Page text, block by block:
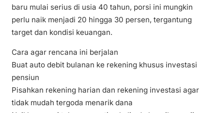
baru mulai serius di usia 40 tahun, porsi ini mungkin
perlu naik menjadi 20 hingga 30 persen, tergantung
target dan kondisi keuangan.
Cara agar rencana ini berjalan
Buat auto debit bulanan ke rekening khusus investasi
pensiun
Pisahkan rekening harian dan rekening investasi agar
tidak mudah tergoda menarik dana